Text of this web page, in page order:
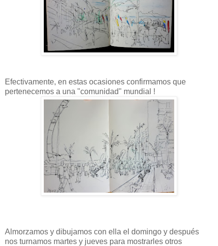
Efectivamente, en estas ocasiones confirmamos que
pertenecemos a una "comunidad" mundial !
Almorzamos y dibujamos con ella el domingo y después
nos turnamos martes y jueves para mostrarles otros